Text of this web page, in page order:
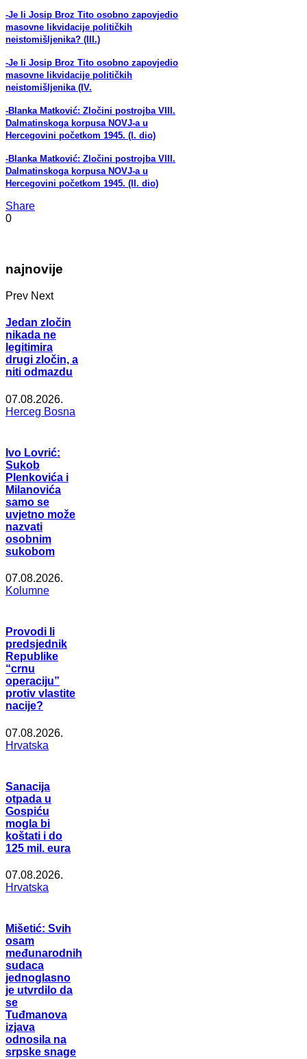
-Je li Josip Broz Tito osobno zapovjedio
masovne likvidacije političkih
neistomišljenika? (III.)
-Je li Josip Broz Tito osobno zapovjedio
masovne likvidacije političkih
neistomišljenika (IV.
-Blanka Matković: Zločini postrojba VIII.
Dalmatinskoga korpusa NOVJ-a u
Hercegovini početkom 1945. (I. dio)
-Blanka Matković: Zločini postrojba VIII.
Dalmatinskoga korpusa NOVJ-a u
Hercegovini početkom 1945. (II. dio)
Share
0
najnovije
Prev Next
Jedan zločin
nikada ne
legitimira
drugi zločin, a
niti odmazdu
07.08.2026.
Herceg Bosna
Ivo Lovrić:
Sukob
Plenkovića i
Milanovića
samo se
uvjetno može
nazvati
osobnim
sukobom
07.08.2026.
Kolumne
Provodi li
predsjednik
Republike
“crnu
operaciju”
protiv vlastite
nacije?
07.08.2026.
Hrvatska
Sanacija
otpada u
Gospiću
mogla bi
koštati i do
125 mil. eura
07.08.2026.
Hrvatska
Mišetić: Svih
osam
međunarodnih
sudaca
jednoglasno
je utvrdilo da
se
Tuđmanova
izjava
odnosila na
srpske snage